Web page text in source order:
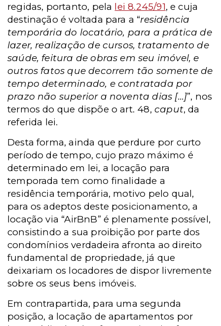
regidas, portanto, pela lei 8.245/91, e cuja
destinação é voltada para a “residência
temporária do locatário, para a prática de
lazer, realização de cursos, tratamento de
saúde, feitura de obras em seu imóvel, e
outros fatos que decorrem tão somente de
tempo determinado, e contratada por
prazo não superior a noventa dias [...]”, nos
termos do que dispõe o art. 48, caput, da
referida lei.
Desta forma, ainda que perdure por curto
período de tempo, cujo prazo máximo é
determinado em lei, a locação para
temporada tem como finalidade a
residência temporária, motivo pelo qual,
para os adeptos deste posicionamento, a
locação via “AirBnB” é plenamente possível,
consistindo a sua proibição por parte dos
condomínios verdadeira afronta ao direito
fundamental de propriedade, já que
deixariam os locadores de dispor livremente
sobre os seus bens imóveis.
Em contrapartida, para uma segunda
posição, a locação de apartamentos por